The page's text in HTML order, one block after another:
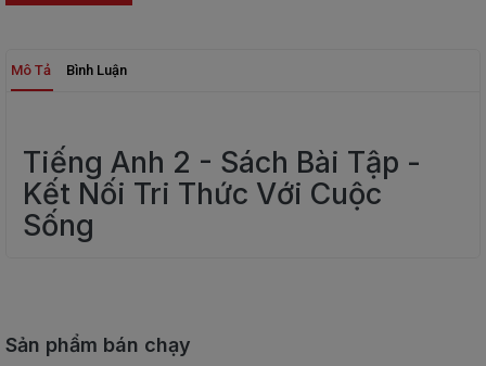
Mô Tả Bình Luận
Tiếng Anh 2 - Sách Bài Tập -
Kết Nối Tri Thức Với Cuộc
Sống
Sản phẩm bán chạy